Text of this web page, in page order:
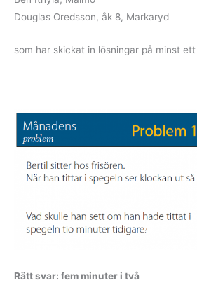
Douglas Oredsson, åk 8, Markaryd
som har skickat in lösningar på minst
Rätt svar: fem minuter i två